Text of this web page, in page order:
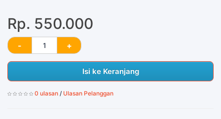
Rp. 550.000
Isi ke Keranjang
0 ulasan / Ulasan Pelanggan